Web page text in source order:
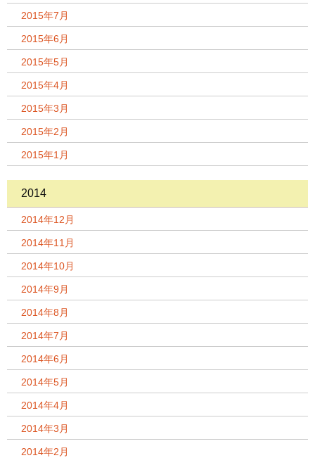
2015年7月
2015年6月
2015年5月
2015年4月
2015年3月
2015年2月
2015年1月
2014
2014年12月
2014年11月
2014年10月
2014年9月
2014年8月
2014年7月
2014年6月
2014年5月
2014年4月
2014年3月
2014年2月